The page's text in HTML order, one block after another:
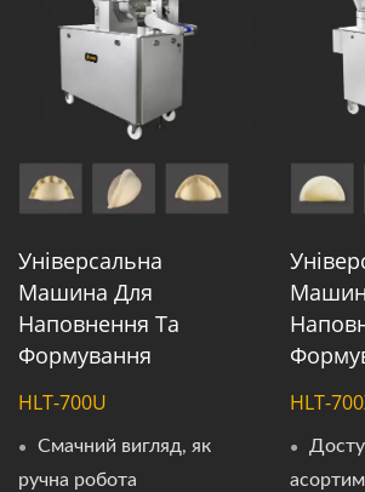
Універсальна
Машина Для
Наповнення Та
Формування
HLT-700U
Смачний вигляд, як
ручна робота
HLT-